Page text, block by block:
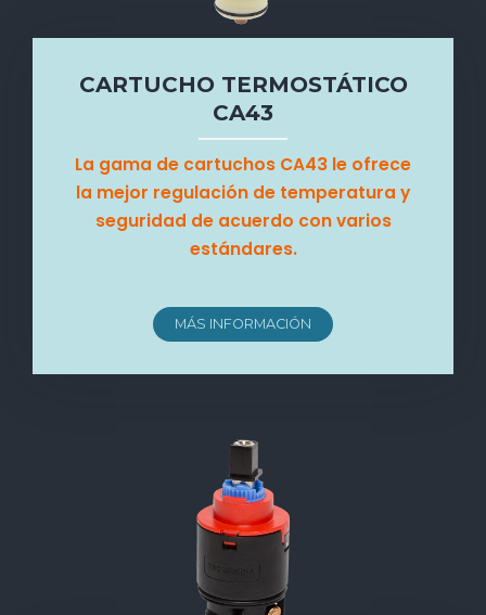
CARTUCHO TERMOSTÁTICO
CA43
La gama de cartuchos CA43 le ofrece
la mejor regulación de temperatura y
seguridad de acuerdo con varios
estándares.
MÁS INFORMACIÓN